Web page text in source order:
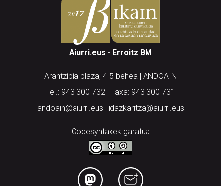
Aiurri.eus - Erroitz BM
Arantzibia plaza, 4-5 behea | ANDOAIN
Tel.: 943 300 732 | Faxa: 943 300 731
andoain@aiurri.eus | idazkaritza@aiurri.eus
Codesyntaxek garatua